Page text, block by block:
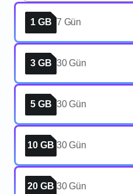
1 GB 7 Gün
3 GB 30 Gün
5 GB 30 Gün
10 GB 30 Gün
20 GB 30 Gün